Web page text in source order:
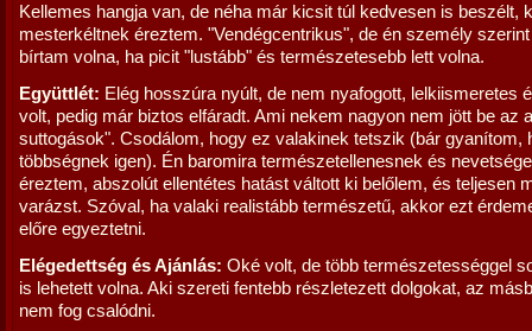
Kellemes hangja van, de néha már kicsit túl kedvesen is beszélt,
mesterkéltnek éreztem. "Vendégcentrikus", de én személy
bírtam volna, ha picit "lustább" és természetesebb lett volna.
Együttlét: Elég hosszúra nyúlt, de nem nyafogott, lelkiismeretes
volt, pedig már biztos elfáradt. Ami nekem nagyon nem jött be az
suttogások". Csodálom, hogy ez valakinek tetszik (bár gyanítom,
többségnek igen). Én baromira természetellenesnek és
éreztem, abszolút ellentétes hatást váltott ki belőlem, és teljesen
varázst. Szóval, ha valaki realistább természetű, akkor ezt
előre egyeztetni.
Elégedettség és Ajánlás: Oké volt, de több természetességgel
is lehetett volna. Aki szereti fentebb részletezett dolgokat, az
nem fog csalódni.